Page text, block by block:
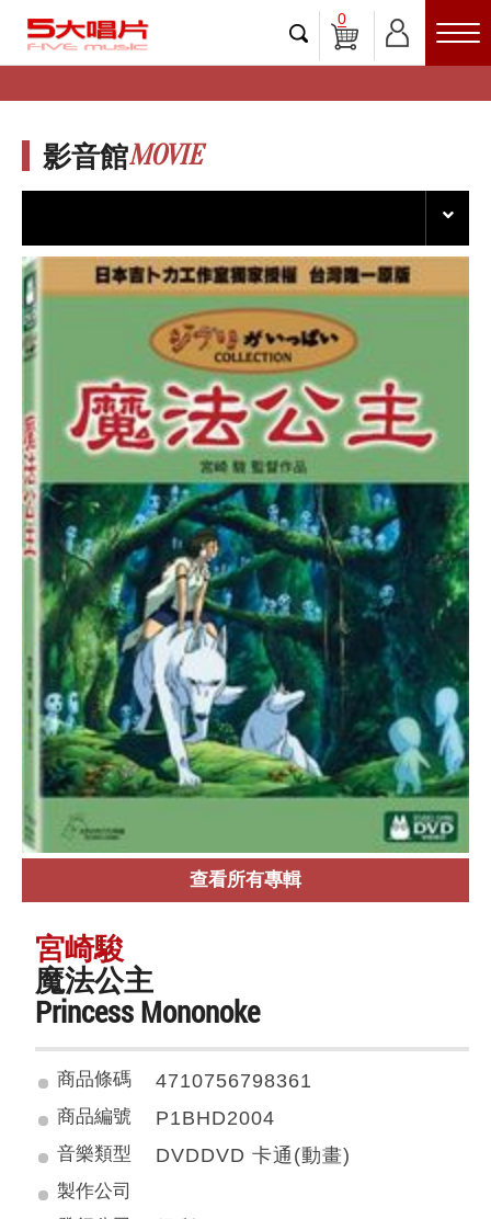
0
影音館MOVIE
查看所有專輯
宮崎駿
魔法公主
Princess Mononoke
商品條碼 4710756798361
商品編號 P1BHD2004
音樂類型 DVDDVD 卡通(動畫)
製作公司